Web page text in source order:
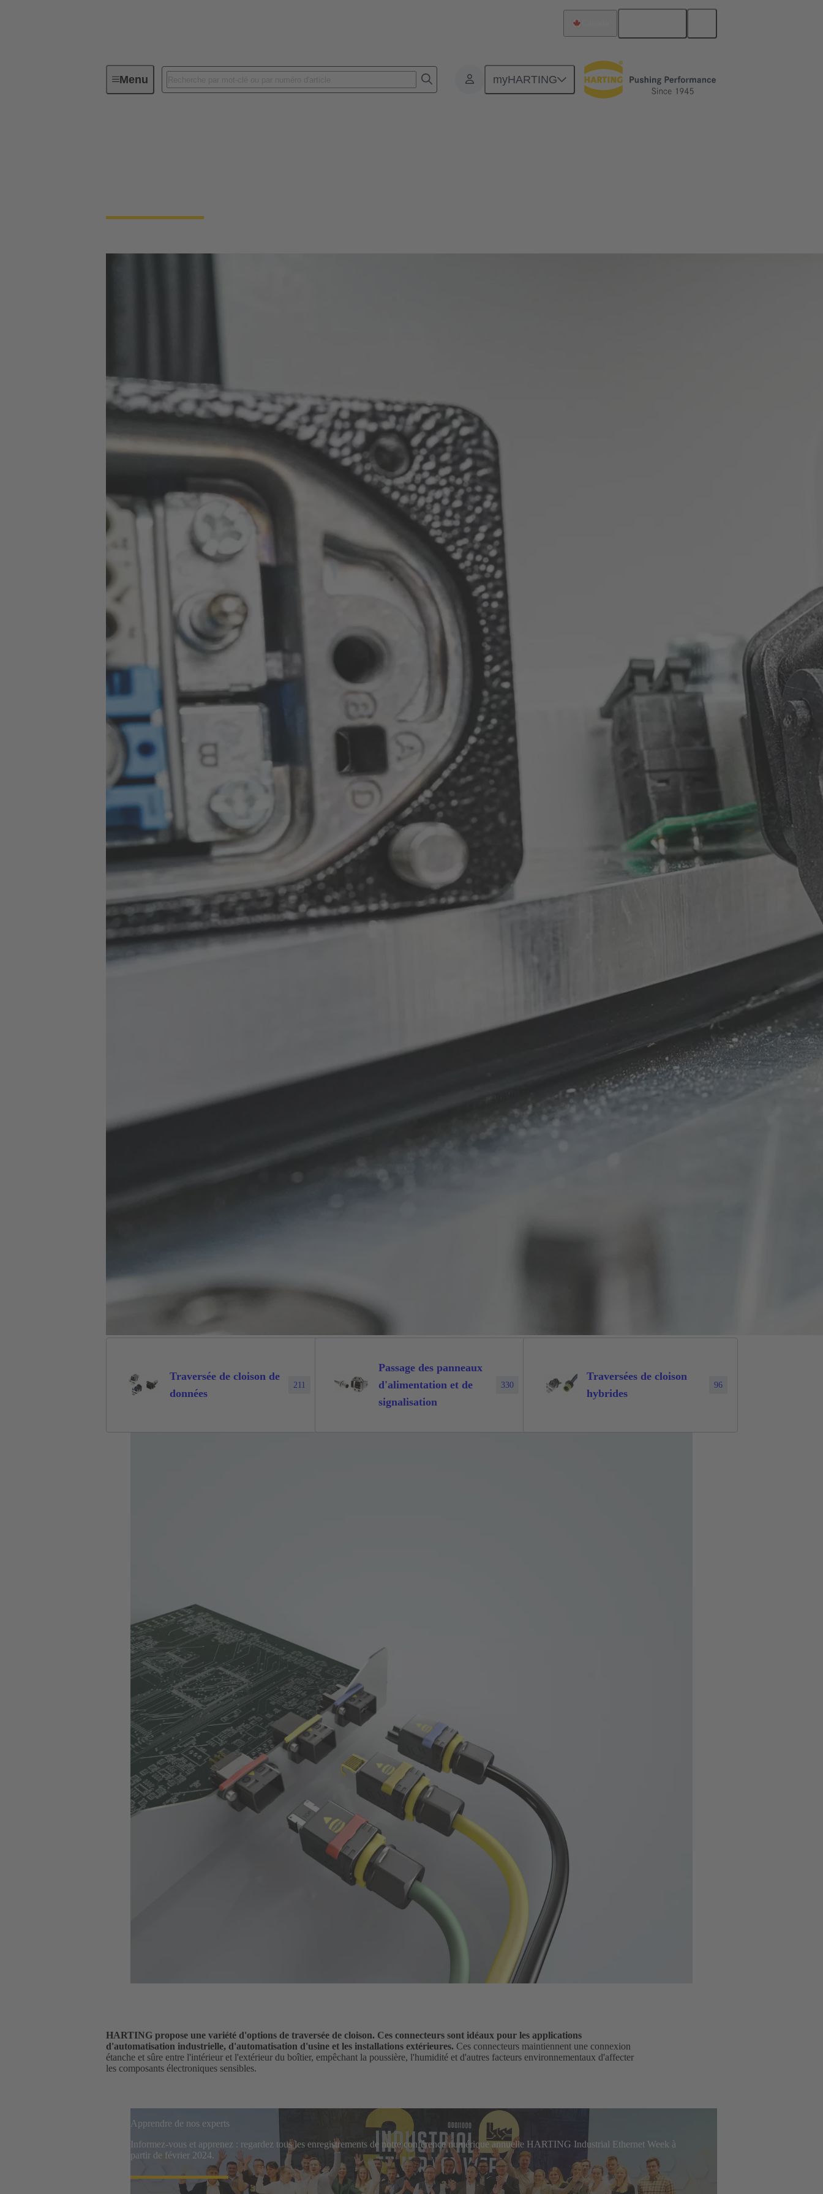
Menu myHARTING
Connectivité d'Equipements
Traversée de cloison de
données
211
Passage des panneaux
d'alimentation et de
signalisation
330
Traversées de cloison
hybrides
96
HARTING propose une variété d'options de traversée de cloison. Ces connecteurs sont idéaux pour les applications
d'automatisation industrielle, d'automatisation d'usine et les installations extérieures. Ces connecteurs maintiennent une connexion
étanche et sûre entre l'intérieur et l'extérieur du boîtier, empêchant la poussière, l'humidité et d'autres facteurs environnementaux d'affecter
les composants électroniques sensibles.
Apprendre de nos experts
Informez-vous et apprenez : regardez tous les enregistrements de notre conférence numérique annuelle HARTING Industrial Ethernet Week à
partir de février 2024.